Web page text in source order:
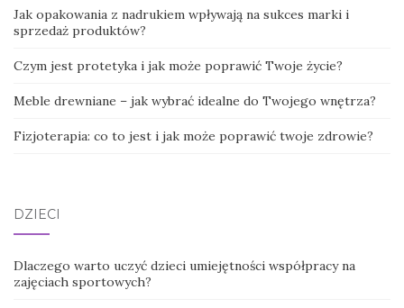
Jak opakowania z nadrukiem wpływają na sukces marki i
sprzedaż produktów?
Czym jest protetyka i jak może poprawić Twoje życie?
Meble drewniane – jak wybrać idealne do Twojego wnętrza?
Fizjoterapia: co to jest i jak może poprawić twoje zdrowie?
DZIECI
Dlaczego warto uczyć dzieci umiejętności współpracy na
zajęciach sportowych?